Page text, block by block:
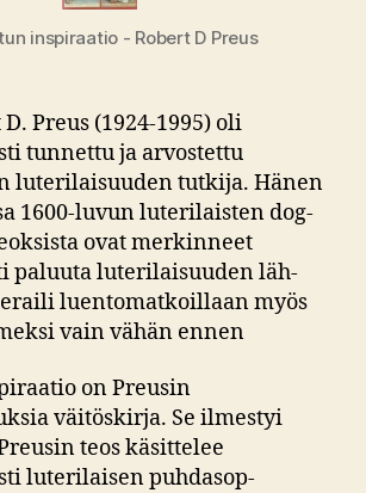
inspiraatio - Robert D Preus
Preus (1924-1995) oli
tunnettu ja arvostettu
luterilaisuuden tutkija. Hänen
1600-luvun luterilaisten dog­
ovat merkinneet
paluuta luterilaisuuden läh­
luento­matkoillaan myös
vain vähän ennen
on Preusin
väitöskirja. Se ilmestyi
teos käsittelee
luterilaisen puhdasop­